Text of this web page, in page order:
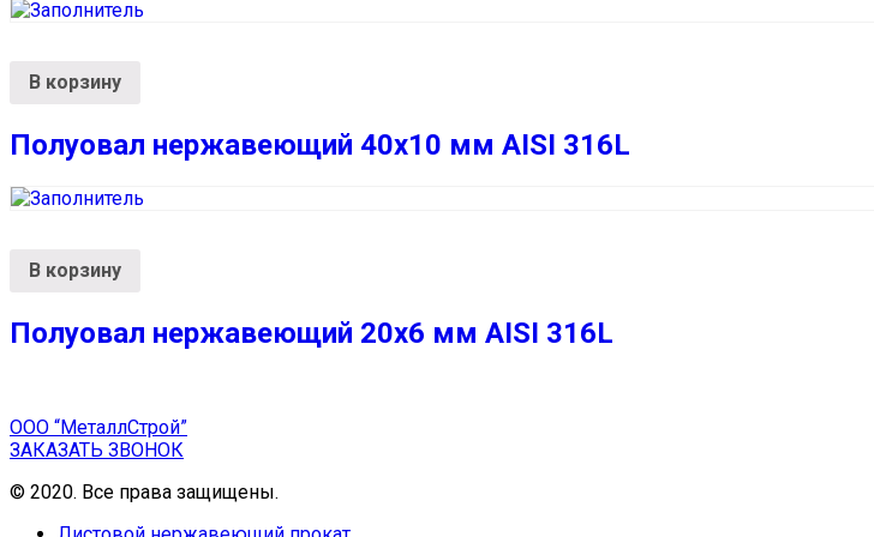
В корзину
Полуовал нержавеющий 40х10 мм AISI 316L
В корзину
Полуовал нержавеющий 20х6 мм AISI 316L
ООО “МеталлСтрой”
ЗАКАЗАТЬ ЗВОНОК
© 2020. Все права защищены.